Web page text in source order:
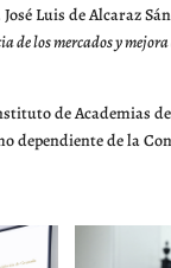
Luis de Alcaraz
de los mercados y
de Academias
dependiente de la